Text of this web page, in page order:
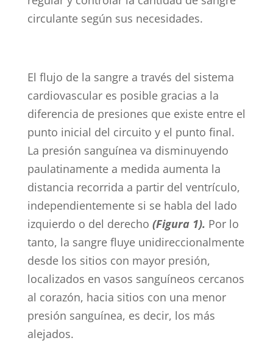
circulante según sus necesidades.
El flujo de la sangre a través del sistema
cardiovascular es posible gracias a la
diferencia de presiones que existe entre el
punto inicial del circuito y el punto final.
La presión sanguínea va disminuyendo
paulatinamente a medida aumenta la
distancia recorrida a partir del ventrículo,
independientemente si se habla del lado
izquierdo o del derecho (Figura 1). Por lo
tanto, la sangre fluye unidireccionalmente
desde los sitios con mayor presión,
localizados en vasos sanguíneos cercanos
al corazón, hacia sitios con una menor
presión sanguínea, es decir, los más
alejados.